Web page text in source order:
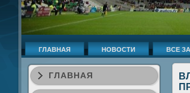
ГЛАВНАЯ НОВОСТИ ВСЕ
ГЛАВНАЯ